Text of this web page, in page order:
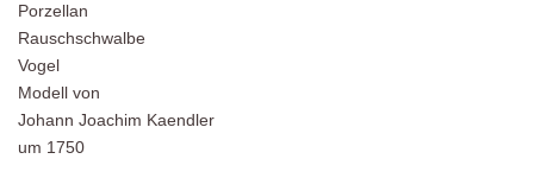
Porzellan
Rauschschwalbe
Vogel
Modell von
Johann Joachim Kaendler
um 1750